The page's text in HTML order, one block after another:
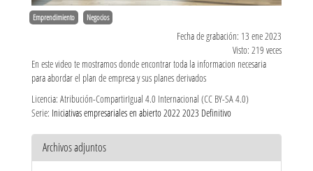
Emprendimiento Negocios
Fecha de grabación: 13 ene 2023
Visto: 219 veces
En este video te mostramos donde encontrar toda la informacion necesaria
para abordar el plan de empresa y sus planes derivados
Licencia: Atribución-CompartirIgual 4.0 Internacional (CC BY-SA 4.0)
Serie: Iniciativas empresariales en abierto 2022 2023 Definitivo
Archivos adjuntos